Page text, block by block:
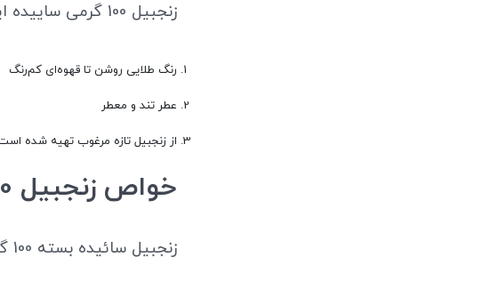
زنجبیل 100 گرمی ساییده این
رنگ طلایی روشن تا قهوه‌ای کم‌رنگ
عطر تند و معطر
از زنجبیل تازه مرغوب تهیه شده
خواص زنجبیل 100 گرمی ساییده
زنجبیل سائیده بسته 100 گرمی این